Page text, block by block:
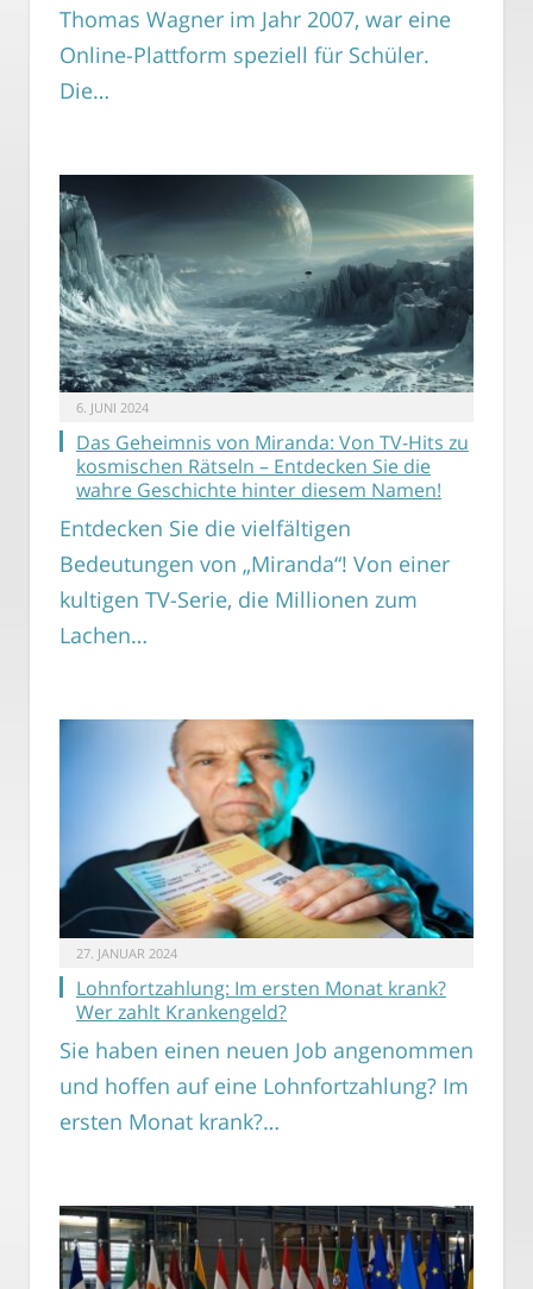
Thomas Wagner im Jahr 2007, war eine
Online-Plattform speziell für Schüler.
Die…
6. JUNI 2024
Das Geheimnis von Miranda: Von TV-Hits zu
kosmischen Rätseln – Entdecken Sie die
wahre Geschichte hinter diesem Namen!
Entdecken Sie die vielfältigen
Bedeutungen von „Miranda“! Von einer
kultigen TV-Serie, die Millionen zum
Lachen…
27. JANUAR 2024
Lohnfortzahlung: Im ersten Monat krank?
Wer zahlt Krankengeld?
Sie haben einen neuen Job angenommen
und hoffen auf eine Lohnfortzahlung? Im
ersten Monat krank?…